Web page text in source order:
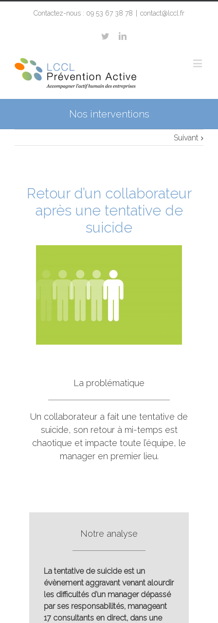
Contactez-nous : 09 53 67 38 78 contact@lccl.fr
Nos interventions
Suivant
Retour d’un collaborateur
après une tentative de
suicide
La problématique
Un collaborateur a fait une tentative de
suicide, son retour à mi-temps est
chaotique et impacte toute l’équipe, le
manager en premier lieu.
Notre analyse
La tentative de suicide est un
évènement aggravant venant alourdir
les difficultés d’un manager dépassé
par ses responsabilités, manageant
17 consultants en direct, dans une